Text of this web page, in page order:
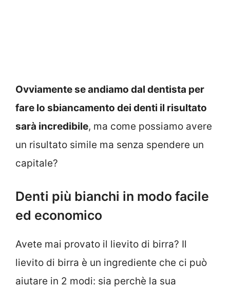
Ovviamente se andiamo dal dentista per
fare lo sbiancamento dei denti il risultato
sarà incredibile, ma come possiamo avere
un risultato simile ma senza spendere un
capitale?
Denti più bianchi in modo facile
ed economico
Avete mai provato il lievito di birra? Il
lievito di birra è un ingrediente che ci può
aiutare in 2 modi: sia perchè la sua